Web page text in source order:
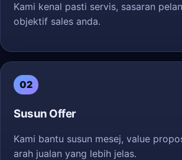
Kami kenal pasti servis, sasaran
objektif sales anda.
02
Susun Offer
Kami bantu susun mesej, value
arah jualan yang lebih jelas.